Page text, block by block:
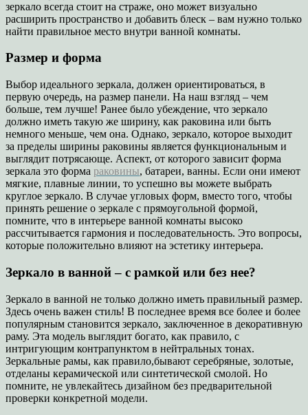
зеркало всегда стоит на страже, оно может визуально
расширить пространство и добавить блеск – вам нужно только
найти правильное место внутри ванной комнаты.
Размер и форма
Выбор идеального зеркала, должен ориентироваться, в
первую очередь, на размер панели. На наш взгляд – чем
больше, тем лучше! Ранее было убеждение, что зеркало
должно иметь такую же ширину, как раковина или быть
немного меньше, чем она. Однако, зеркало, которое выходит
за пределы ширины раковины является функциональным и
выглядит потрясающе. Аспект, от которого зависит форма
зеркала это форма раковины, батареи, ванны. Если они имеют
мягкие, плавные линии, то успешно вы можете выбрать
круглое зеркало. В случае угловых форм, вместо того, чтобы
принять решение о зеркале с прямоугольной формой,
помните, что в интерьере ванной комнаты высоко
рассчитывается гармония и последовательность. Это вопросы,
которые положительно влияют на эстетику интерьера.
Зеркало в ванной – с рамкой или без нее?
Зеркало в ванной не только должно иметь правильный размер.
Здесь очень важен стиль! В последнее время все более и более
популярным становится зеркало, заключенное в декоративную
раму. Эта модель выглядит богато, как правило, с
интригующим контрапунктом в нейтральных тонах.
Зеркальные рамы, как правило,бывают серебряные, золотые,
отделаны керамической или синтетической смолой. Но
помните, не увлекайтесь дизайном без предварительной
проверки конкретной модели.